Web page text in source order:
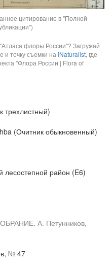
цитирование в "Полной
флоры России"? Загружай
и точку съемки на iNaturalist, где
"Флора России | Flora of
трехлистный)
(Очитник обыкновенный)
лесостепной район (E6)
А. Петунников,
№ 47